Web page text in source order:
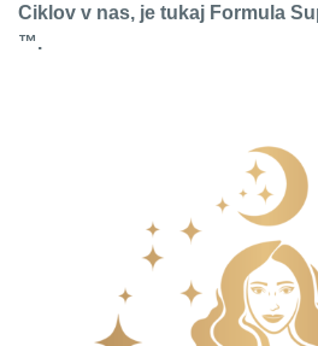
Ciklov v nas, je tukaj Formula
™.